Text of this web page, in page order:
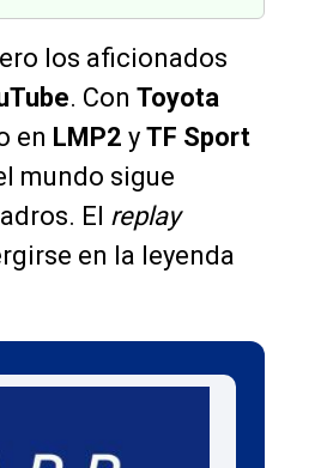
los aficionados
. Con Toyota
en LMP2 y TF Sport
mundo sigue
El replay
en la leyenda